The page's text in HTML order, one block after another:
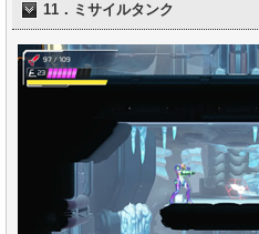
11．ミサイルタンク